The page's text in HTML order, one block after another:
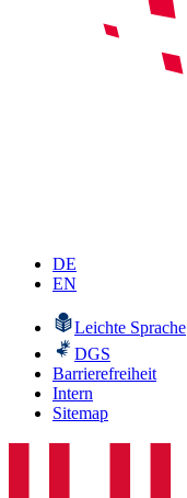
DE
EN
Leichte Sprache
DGS
Barrierefreiheit
Intern
Sitemap